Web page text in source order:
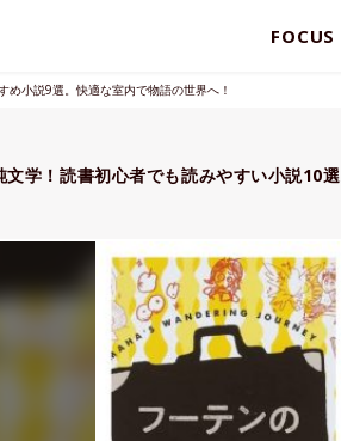
FOCUS
め小説9選。快適な室内で物語の世界へ！
文学！読書初心者でも読みやすい小説10選